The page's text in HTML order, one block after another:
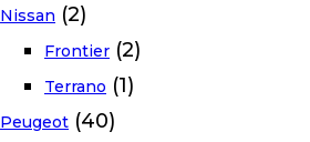
Nissan (2)
Frontier (2)
Terrano (1)
Peugeot (40)